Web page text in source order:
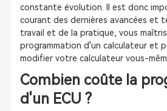
constante évolution. Il est donc
courant des dernières avancées et
travail et de la pratique, vous
programmation d'un calculateur et
modifier votre calculateur vous-
Combien coûte la
d'un ECU ?